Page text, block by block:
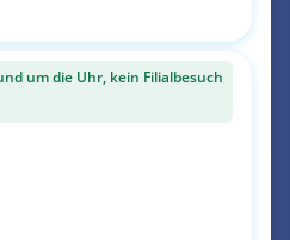
um die Uhr, kein Filialbesuch